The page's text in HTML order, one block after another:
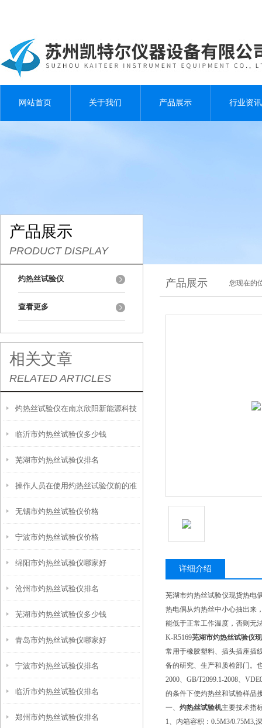
网站首页 关于我们 产品展示 行业资讯
产品展示
PRODUCT DISPLAY
灼热丝试验仪
查看更多
相关文章
RELATED ARTICLES
灼热丝试验仪在南京欣阳新能源科技
培训完毕
临沂市灼热丝试验仪多少钱
芜湖市灼热丝试验仪排名
操作人员在使用灼热丝试验仪前的准
备工作有哪些？
无锡市灼热丝试验仪价格
宁波市灼热丝试验仪价格
绵阳市灼热丝试验仪哪家好
沧州市灼热丝试验仪排名
芜湖市灼热丝试验仪多少钱
青岛市灼热丝试验仪哪家好
宁波市灼热丝试验仪排名
临沂市灼热丝试验仪排名
郑州市灼热丝试验仪排名
产品展示 您现在的
详细介绍
芜湖市灼热丝试验仪现货热电
热电偶从灼热丝中小心抽出来
能低于正常工作温度，否则无
K-R5169芜湖市灼热丝试验仪
常用于橡胶塑料、插头插座插
备的研究、生产和质检部门。
2000、GB/T2099.1-2008、
的条件下使灼热丝和试验样品
一、 灼热丝试验机主要技术指
1、内箱容积：0.5M3/0.75M3,